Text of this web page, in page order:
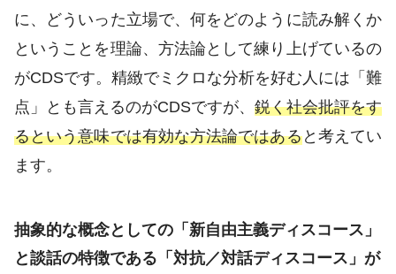
に、どういった立場で、何をどのように読み解くか
ということを理論、方法論として練り上げているの
がCDSです。精緻でミクロな分析を好む人には「難
点」とも言えるのがCDSですが、 鋭く社会批評をす
るという意味では有効な方法論ではあると考えてい
ます。
抽象的な概念としての「新自由主義ディスコース」
と談話の特徴である「対抗／対話ディスコース」が